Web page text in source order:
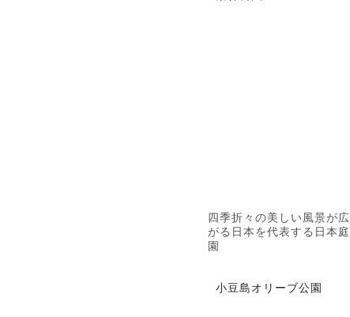
四季折々の美しい風景が広
がる日本を代表する日本庭
園
小豆島オリーブ公園